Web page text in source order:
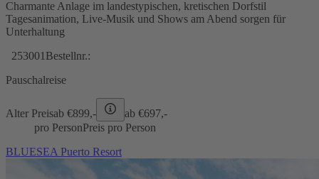
Charmante Anlage im landestypischen, kretischen Dorfstil
Tagesanimation, Live-Musik und Shows am Abend sorgen für
Unterhaltung
253001 Bestellnr.:
Pauschalreise
Alter Preisab €899,- ab €697,-
pro PersonPreis pro Person
BLUESEA Puerto Resort